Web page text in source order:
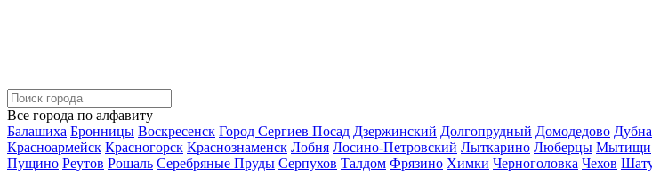
Все города по алфавиту
Балашиха Бронницы Воскресенск Город Сергиев Посад Дзержинский Долгопрудный Домодедово Дубна
Красноармейск Красногорск Краснознаменск Лобня Лосино-Петровский Лыткарино Люберцы Мытищи
Пущино Реутов Рошаль Серебряные Пруды Серпухов Талдом Фрязино Химки Черноголовка Чехов